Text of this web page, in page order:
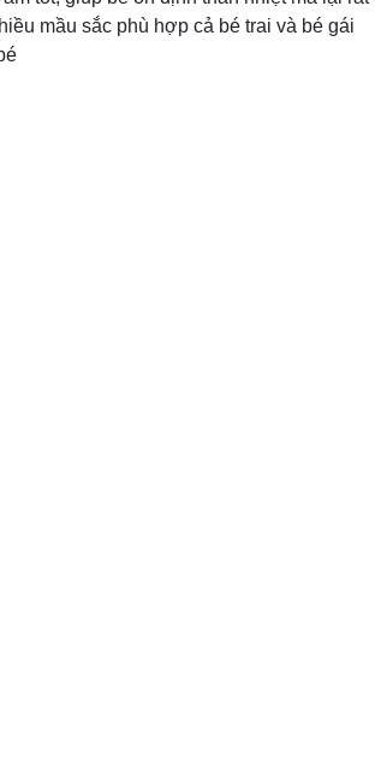
mầu sắc phù hợp cả bé trai và bé gái